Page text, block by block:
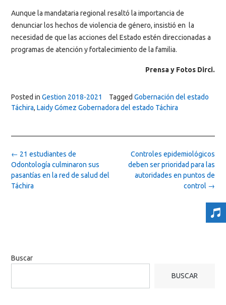
Aunque la mandataria regional resaltó la importancia de
denunciar los hechos de violencia de género, insistió en la
necesidad de que las acciones del Estado estén direccionadas a
programas de atención y fortalecimiento de la familia.
Prensa y Fotos Dirci.
Posted in Gestion 2018-2021 Tagged Gobernación del estado
Táchira, Laidy Gómez Gobernadora del estado Táchira
Post
navigation
Controles epidemiológicos
deben ser prioridad para las
autoridades en puntos de
control →
← 21 estudiantes de
Odontología culminaron sus
pasantías en la red de salud del
Táchira
Buscar
BUSCAR